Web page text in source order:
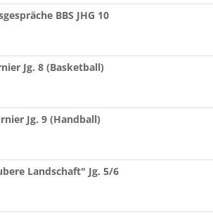
BBS JHG 10
Jg. 8 (Basketball)
Jg. 9 (Handball)
Landschaft" Jg. 5/6